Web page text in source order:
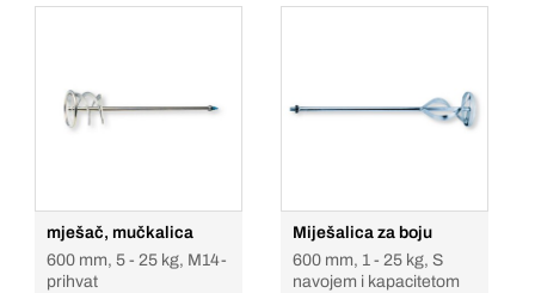
mješač, mučkalica
600 mm, 5 - 25 kg, M14-
prihvat
Miješalica za boju
600 mm, 1 - 25 kg, S
navojem i kapacitetom